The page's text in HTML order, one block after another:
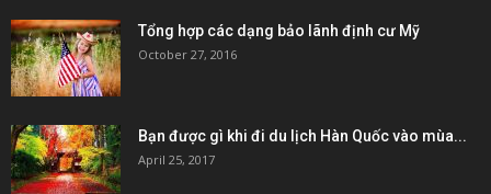
Tổng hợp các dạng bảo lãnh định cư Mỹ
October 27, 2016
Bạn được gì khi đi du lịch Hàn Quốc vào mùa...
April 25, 2017